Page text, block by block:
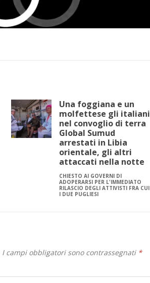
Una foggiana e un
molfettese gli italiani
nel convoglio di terra
Global Sumud
arrestati in Libia
orientale, gli altri
attaccati nella notte
CHIESTO AI GOVERNI DI
ADOPERARSI PER L'IMMEDIATO
RILASCIO DEGLI ATTIVISTI FRA CUI
I DUE PUGLIESI
I campi obbligatori sono contrassegnati *